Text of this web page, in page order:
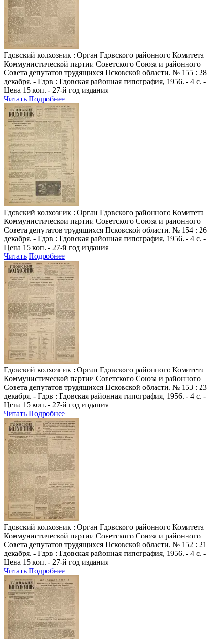
Гдовский колхозник : Орган Гдовского районного Комитета
Коммунистической партии Советского Союза и районного
Совета депутатов трудящихся Псковской области. № 155 : 28
декабря. - Гдов : Гдовская районная типография, 1956. - 4 с. -
Цена 15 коп. - 27-й год издания
Читать Подробнее
Гдовский колхозник : Орган Гдовского районного Комитета
Коммунистической партии Советского Союза и районного
Совета депутатов трудящихся Псковской области. № 154 : 26
декабря. - Гдов : Гдовская районная типография, 1956. - 4 с. -
Цена 15 коп. - 27-й год издания
Читать Подробнее
Гдовский колхозник : Орган Гдовского районного Комитета
Коммунистической партии Советского Союза и районного
Совета депутатов трудящихся Псковской области. № 153 : 23
декабря. - Гдов : Гдовская районная типография, 1956. - 4 с. -
Цена 15 коп. - 27-й год издания
Читать Подробнее
Гдовский колхозник : Орган Гдовского районного Комитета
Коммунистической партии Советского Союза и районного
Совета депутатов трудящихся Псковской области. № 152 : 21
декабря. - Гдов : Гдовская районная типография, 1956. - 4 с. -
Цена 15 коп. - 27-й год издания
Читать Подробнее